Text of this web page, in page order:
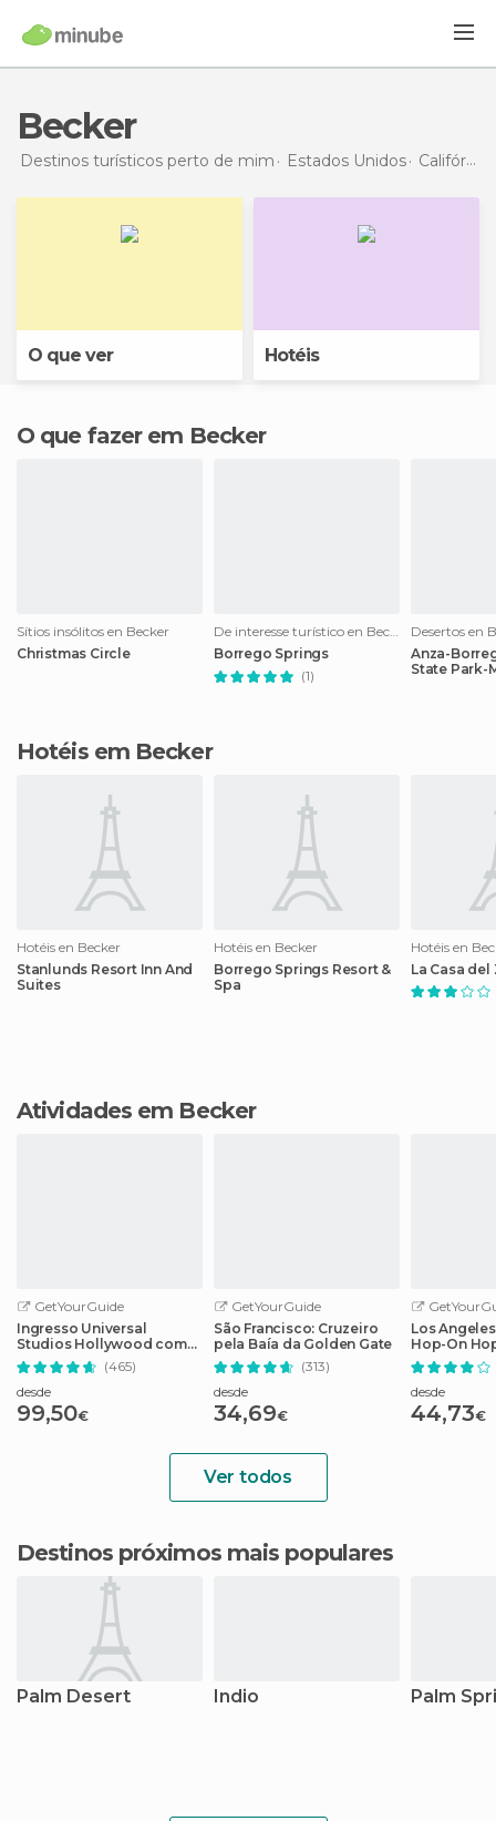
Becker
Destinos turísticos perto de mim Estados Unidos Califórnia
O que ver Hotéis
O que fazer em Becker
Sítios insólitos en Becker
Christmas Circle
De interesse turístico en Becker
Borrego Springs
(1)
Desertos en
Anza-
State Park-
Hotéis em Becker
Hotéis en Becker
Stanlunds Resort Inn And
Suites
Hotéis en Becker
Borrego Springs Resort &
Spa
Hotéis en
La Casa del
Atividades em Becker
GetYourGuide
Ingresso Universal
Studios Hollywood com
Cancelamento Fácil
(465)
desde
99,50€
GetYourGuide
São Francisco: Cruzeiro
pela Baía da Golden Gate
(313)
desde
34,69€
Los
Hop-On
guia de
desde
44,73€
Ver todos
Destinos próximos mais populares
Palm Desert Indio Palm